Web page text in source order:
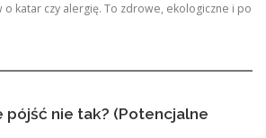
o katar czy alergię. To zdrowe, ekologiczne i po
pójść nie tak? (Potencjalne